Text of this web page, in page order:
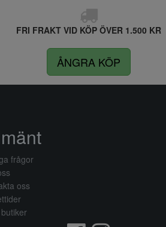
FRI FRAKT VID KÖP ÖVER 1.500 KR
ÅNGRA KÖP
frågor
oss